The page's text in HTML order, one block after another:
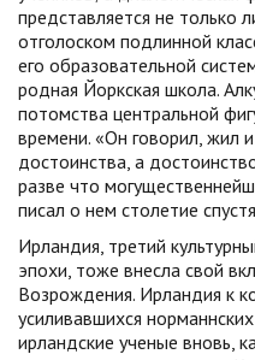
представляется не только
отголоском подлинной
его образовательной
родная Йоркская школа.
потомства центральной
времени. «Он говорил, жил
достоинства, а
разве что
писал о нем столетие
Ирландия, третий
эпохи, тоже внесла свой
Возрождения. Ирландия к
усиливавшихся
ирландские ученые вновь,